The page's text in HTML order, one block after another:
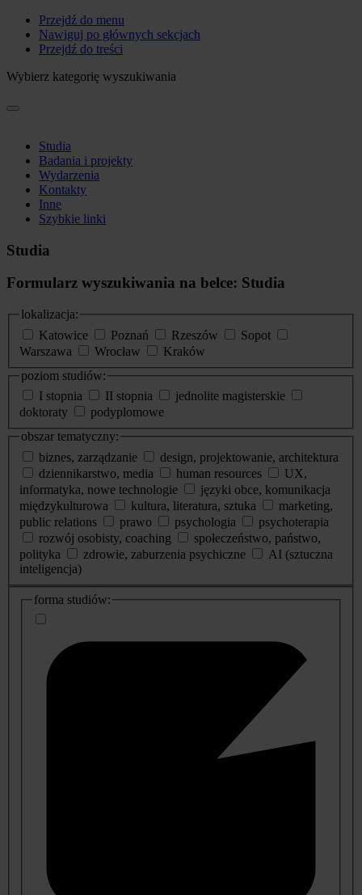
Przejdź do menu
Nawiguj po głównych sekcjach
Przejdź do treści
Wybierz kategorię wyszukiwania
Studia
Badania i projekty
Wydarzenia
Kontakty
Inne
Szybkie linki
Studia
Formularz wyszukiwania na belce: Studia
lokalizacja:
Katowice
Poznań Rzeszów
Sopot
Warszawa
Wrocław
Kraków
poziom studiów:
I stopnia
II stopnia
jednolite magisterskie
doktoraty
podyplomowe
obszar tematyczny:
biznes, zarządzanie
design, projektowanie, architektura
dziennikarstwo, media
human resources
UX,
informatyka, nowe technologie
języki obce, komunikacja
międzykulturowa
kultura, literatura, sztuka
marketing,
public relations
prawo psychologia
psychoterapia
rozwój osobisty, coaching
społeczeństwo, państwo,
polityka
zdrowie, zaburzenia psychiczne
AI (sztuczna
inteligencja)
dodatkowe
informacje
forma studiów: